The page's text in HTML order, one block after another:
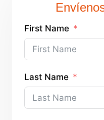
First Name
Last Name